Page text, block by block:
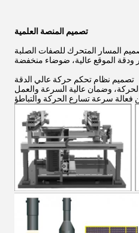
تصميم المنصة العلمية
المسار المتحرك للصفات الصلبة
تصميم نظام تحكم حركة عالي الدقة
وضمان عالية السرعة والعمل